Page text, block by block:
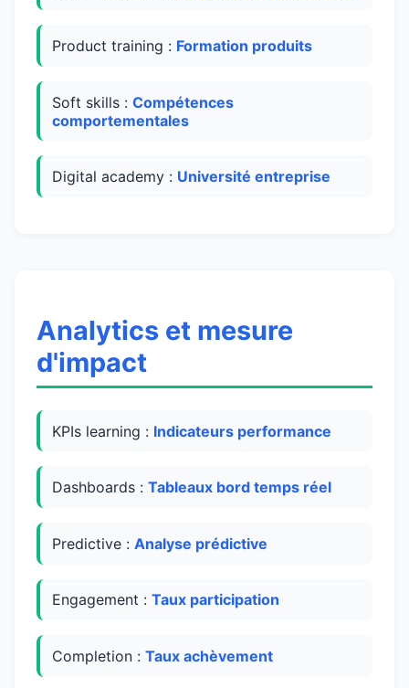
Product training : Formation produits
Soft skills : Compétences
comportementales
Digital academy : Université entreprise
Analytics et mesure
d'impact
KPIs learning : Indicateurs performance
Dashboards : Tableaux bord temps réel
Predictive : Analyse prédictive
Engagement : Taux participation
Completion : Taux achèvement